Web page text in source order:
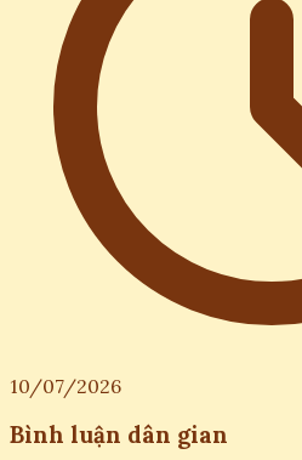
10/07/2026
Bình luận dân gian